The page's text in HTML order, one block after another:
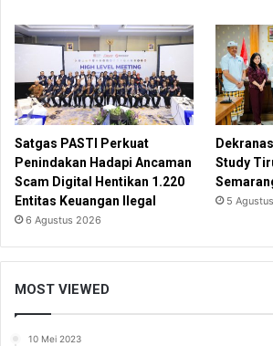
Satgas PASTI Perkuat
Penindakan Hadapi Ancaman
Scam Digital Hentikan 1.220
Entitas Keuangan Ilegal
6 Agustus 2026
Study
5
MOST VIEWED
10 Mei 2023